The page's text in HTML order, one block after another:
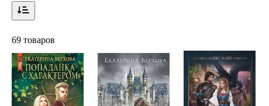
69 товаров